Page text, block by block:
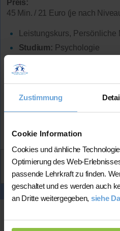
Zustimmung
Cookie Information
Cookies und änhliche
Optimierung des Web-
passende Lehrkraft zu finden.
geschaltet und es werden auch
an Dritte weitergegeben, siehe
Preis:
45 Min. / 21 Euro (je nach
Leistungskurs, Persönliche
Studium: Psychologie
Abiturdurchschnitt:
Erdkunde-Note
3 Jahre
Helen